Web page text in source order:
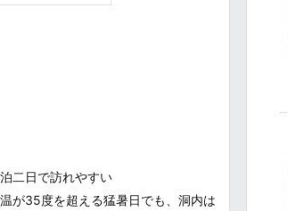
二日で訪れやすい
が35度を超える猛暑日でも、洞内は